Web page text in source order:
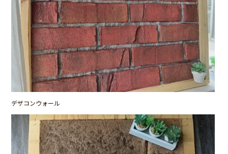
デザコンウォール